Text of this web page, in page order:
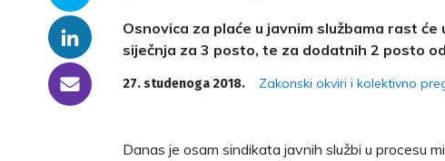
Linkedin
someone@yoursite.com
Osnovica za plaće u javnim službama rast
siječnja za 3 posto, te za dodatnih 2 posto
27. studenoga 2018. Zakonski okviri i kolektivno
Danas je osam sindikata javnih službi u procesu